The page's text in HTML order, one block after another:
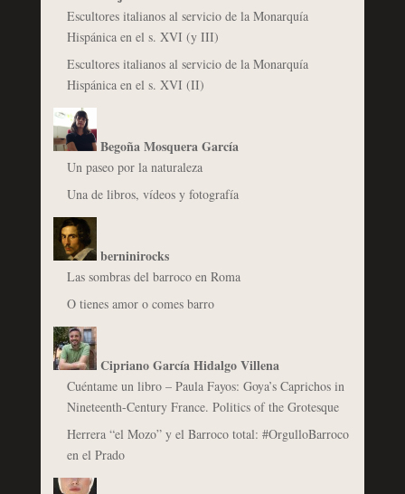
Escultores italianos al servicio de la Monarquía
Hispánica en el s. XVI (y III)
Escultores italianos al servicio de la Monarquía
Hispánica en el s. XVI (II)
Begoña Mosquera García
Un paseo por la naturaleza
Una de libros, vídeos y fotografía
berninirocks
Las sombras del barroco en Roma
O tienes amor o comes barro
Cipriano García Hidalgo Villena
Cuéntame un libro – Paula Fayos: Goya’s Caprichos in
Nineteenth-Century France. Politics of the Grotesque
Herrera “el Mozo” y el Barroco total: #OrgulloBarroco
en el Prado